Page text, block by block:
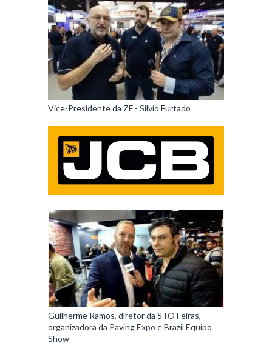
Vice-Presidente da ZF - Silvio Furtado
Guilherme Ramos, diretor da STO Feiras,
organizadora da Paving Expo e Brazil Equipo
Show